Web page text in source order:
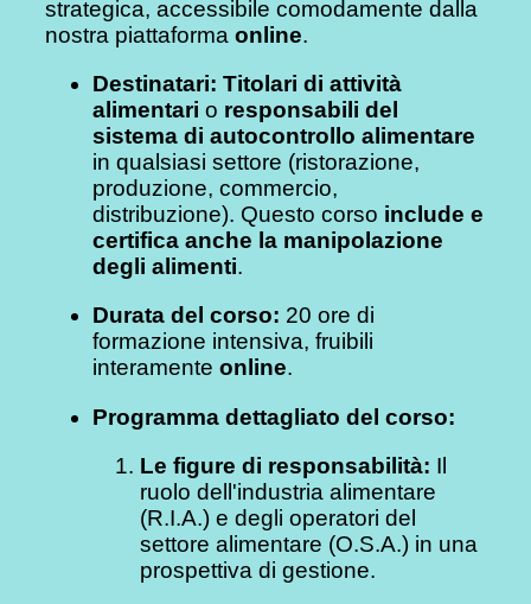
strategica, accessibile comodamente dalla
nostra piattaformaonline.
Destinatari: Titolari di attività
alimentari o responsabili del
sistema di autocontrollo alimentare
in qualsiasi settore (ristorazione,
produzione, commercio,
distribuzione). Questo corso include e
certifica anche la manipolazione
degli alimenti.
Durata del corso: 20 ore di
formazione intensiva, fruibili
interamenteonline.
Programma dettagliato del corso:
Le figure di responsabilità: Il
ruolo dell'industria alimentare
(R.I.A.) e degli operatori del
settore alimentare (O.S.A.) in una
prospettiva di gestione.